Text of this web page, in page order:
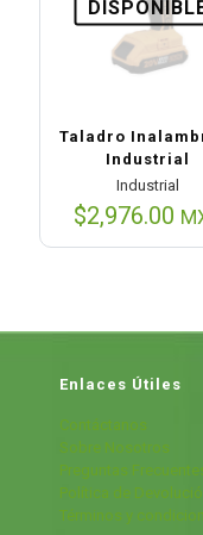
Taladro
Industrial
Industrial
$2,976.00
Enlaces Útiles
Contáctanos
Sobre Nosotros
Preguntas
Política de
Términos y